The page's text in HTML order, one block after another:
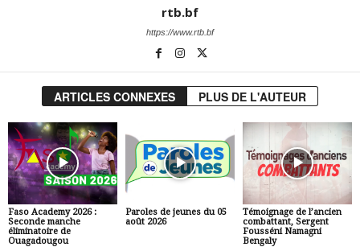
rtb.bf
https://www.rtb.bf
ARTICLES CONNEXES PLUS DE L'AUTEUR
Faso Academy 2026 :
Seconde manche
éliminatoire de
Ouagadougou
Paroles de jeunes du 05
août 2026
Témoignage de l’ancien
combattant, Sergent
Fousséni Namagni
Bengaly